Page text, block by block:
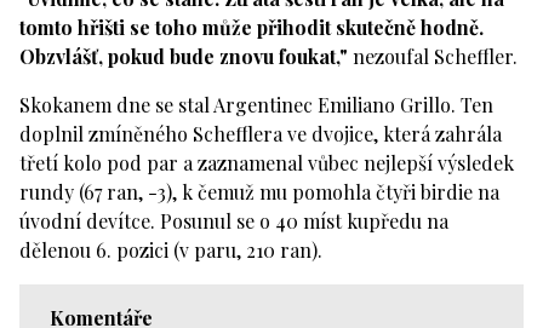
tomto hřišti se toho může přihodit skutečně hodně.
Obzvlášť, pokud bude znovu foukat," nezoufal Scheffler.
Skokanem dne se stal Argentinec Emiliano Grillo. Ten
doplnil zmíněného Schefflera ve dvojice, která zahrála
třetí kolo pod par a zaznamenal vůbec nejlepší výsledek
rundy (67 ran, -3), k čemuž mu pomohla čtyři birdie na
úvodní devítce. Posunul se o 40 míst kupředu na
dělenou 6. pozici (v paru, 210 ran).
Komentáře